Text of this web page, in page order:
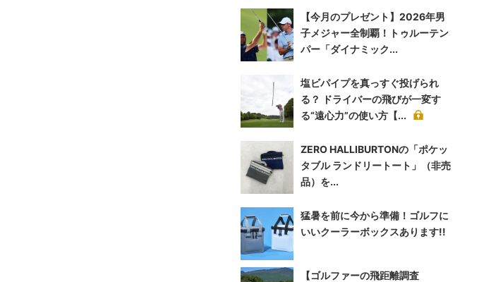
【今月のプレゼント】2026年男
子メジャー全制覇！トゥルーテン
パー「ダイナミック...
塩ビパイプを真っすぐ投げられ
る？ ドライバーの飛びが一変す
る“遠心力”の使い方【...
ZERO HALLIBURTONの「ポケッ
タブル ランドリートート」（非売
品）を...
猛暑を前に今から準備！ゴルフに
いいクーラーボックスあります!!
【ゴルファーの飛距離調査